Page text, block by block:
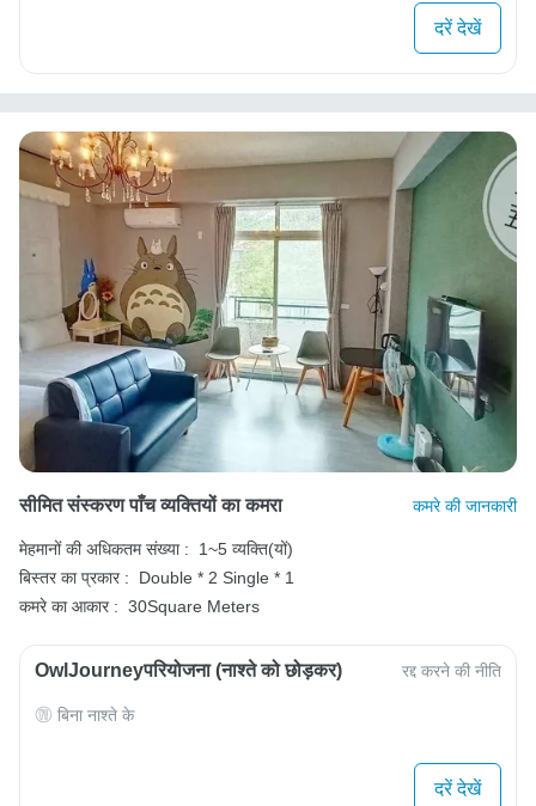
दरें देखें
सीमित संस्करण पाँच व्यक्तियों का कमरा कमरे की जानकारी
मेहमानों की अधिकतम संख्या :
1~5 व्यक्ति(यों)
बिस्तर का प्रकार :
Double * 2 Single * 1
कमरे का आकार : 30Square Meters
OwlJourneyपरियोजना (नाश्ते को छोड़कर) रद्द करने की नीति
बिना नाश्ते के
दरें देखें